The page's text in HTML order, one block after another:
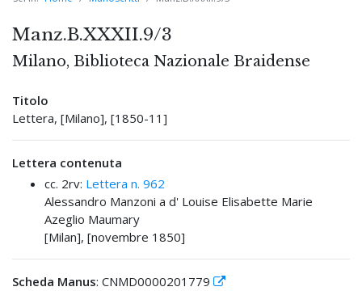
Manz.B.XXXII.9/3
Milano, Biblioteca Nazionale Braidense
Titolo
Lettera, [Milano], [1850-11]
Lettera contenuta
cc. 2rv: Lettera n. 962
Alessandro Manzoni a d' Louise Elisabette Marie
Azeglio Maumary
[Milan], [novembre 1850]
Scheda Manus: CNMD0000201779